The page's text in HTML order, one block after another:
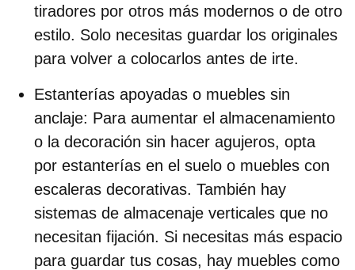
tiradores por otros más modernos o de otro
estilo. Solo necesitas guardar los originales
para volver a colocarlos antes de irte.
Estanterías apoyadas o muebles sin
anclaje: Para aumentar el almacenamiento
o la decoración sin hacer agujeros, opta
por estanterías en el suelo o muebles con
escaleras decorativas. También hay
sistemas de almacenaje verticales que no
necesitan fijación. Si necesitas más espacio
para guardar tus cosas, hay muebles como